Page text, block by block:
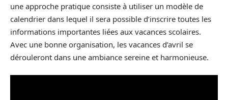
une approche pratique consiste à utiliser un modèle de
calendrier dans lequel il sera possible d’inscrire toutes les
informations importantes liées aux vacances scolaires.
Avec une bonne organisation, les vacances d’avril se
dérouleront dans une ambiance sereine et harmonieuse.